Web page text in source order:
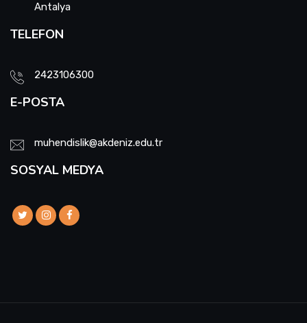
Antalya
TELEFON
2423106300
E-POSTA
muhendislik@akdeniz.edu.tr
SOSYAL MEDYA